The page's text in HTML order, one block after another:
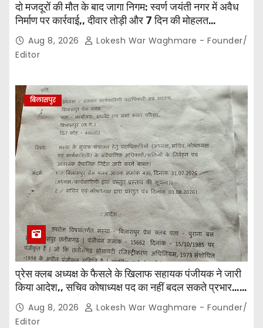
दो मजदूरों की मौत के बाद जागा निगम: स्वर्ण जयंती नगर में अवैध
निर्माण पर कार्रवाई,, दीवार तोड़ी और 7 दिन की मोहलत…
Aug 8, 2026
Lokesh War Waghmare - Founder/
Editor
बिलासपुर
प्रेस क्लब अध्यक्ष के फैसले के खिलाफ सहायक पंजीयक ने जारी
किया आदेश,, सचिव कोषाध्यक्ष पद का नहीं बदल सकते प्रभार…
पदाधिकारियों के बीच विवाद अब प्रशासनिक जांच और नियमों की
कसौटी तक पहुंचा…
Aug 8, 2026
Lokesh War Waghmare - Founder/
Editor